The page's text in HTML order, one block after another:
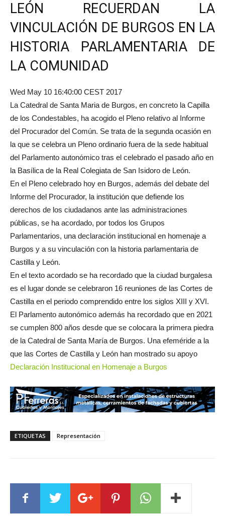
LEÓN RECUERDAN LA
VINCULACIÓN DE BURGOS EN LA
HISTORIA PARLAMENTARIA DE
LA COMUNIDAD
Wed May 10 16:40:00 CEST 2017
La Catedral de Santa Maria de Burgos, en concreto la Capilla
de los Condestables, ha acogido el Pleno relativo al Informe
del Procurador del Común. Se trata de la segunda ocasión en
la que se celebra un Pleno ordinario fuera de la sede habitual
del Parlamento autonómico tras el celebrado el pasado año en
la Basílica de la Real Colegiata de San Isidoro de León.
En el Pleno celebrado hoy en Burgos, además del debate del
Informe del Procurador, la institución que defiende los
derechos de los ciudadanos ante las administraciones
públicas, se ha acordado, por todos los Grupos
Parlamentarios, una declaración institucional en homenaje a
Burgos y a su vinculación con la historia parlamentaria de
Castilla y León.
En el texto acordado se ha recordado que la ciudad burgalesa
es el lugar donde se celebraron 16 reuniones de las Cortes de
Castilla en el periodo comprendido entre los siglos XIII y XVI.
El Parlamento autonómico además ha recordado que en 2021
se cumplen 800 años desde que se colocara la primera piedra
de la Catedral de Santa María de Burgos. Una efeméride a la
que las Cortes de Castilla y León han mostrado su apoyo
Declaración Institucional en Homenaje a Burgos
ETIQUETAS Representación